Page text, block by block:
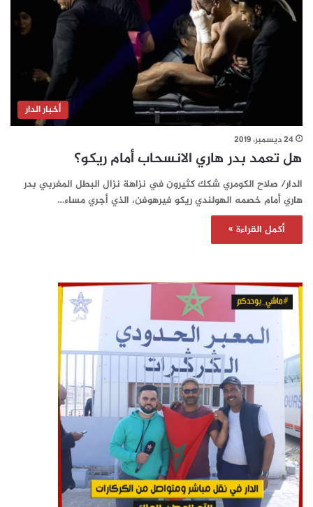
أخبار الدار
24 ديسمبر، 2019
هل تعمد بدر هاري الانسحاب أمام ريكو؟
الدار/ صلاح الكومري شكك كثيرون في نزاهة نزال البطل المغربي بدر
هاري أمام خصمه الهولندي ريكو فيرهوفن، الذي أجري مساء…
أكمل القراءة »